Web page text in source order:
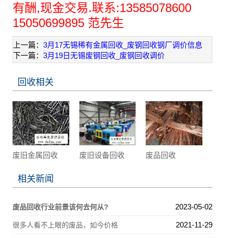
有酬,现金交易.联系:13585078600
15050699895 范先生
上一篇： 3月17无锡稀有金属回收_废钢回收钢厂调价信息
下一篇： 3月19日无锡废钢回收_废钢回收调价
回收相关
废旧金属回收 废旧设备回收 废品回收
相关新闻
废品回收行业前景该何去何从? 2023-05-02
很多人看不上眼的废品，如今价格 2021-11-29